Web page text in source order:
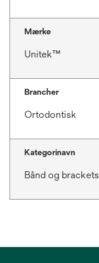
Mærke
Unitek™
Brancher
Ortodontisk
Kategorinavn
Bånd og brackets